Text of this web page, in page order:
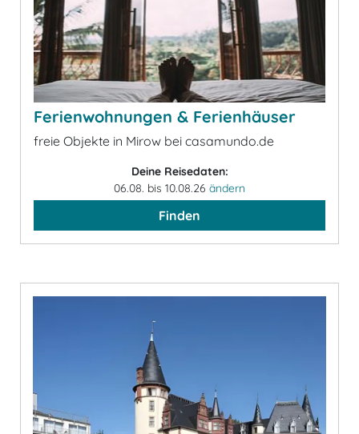
Ferienwohnungen & Ferienhäuser
freie Objekte in Mirow bei casamundo.de
Deine Reisedaten:
06.08. bis 10.08.26 ändern
Finden